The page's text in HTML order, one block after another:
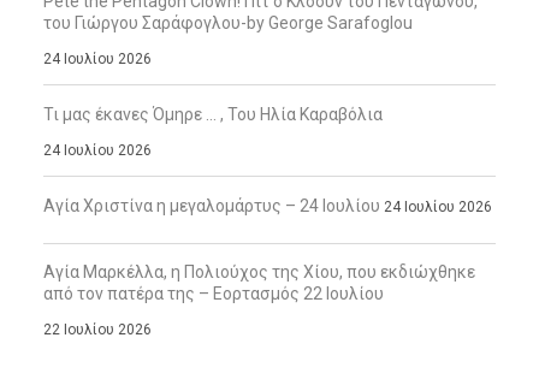
του Γιώργου Σαράφογλου-by George Sarafoglou
24 Ιουλίου 2026
Τι μας έκανες Όμηρε … , Του Ηλία Καραβόλια
24 Ιουλίου 2026
Αγία Χριστίνα η μεγαλομάρτυς – 24 Ιουλίου 24 Ιουλίου 2026
Αγία Μαρκέλλα, η Πολιούχος της Χίου, που εκδιώχθηκε
από τον πατέρα της – Εορτασμός 22 Ιουλίου
22 Ιουλίου 2026